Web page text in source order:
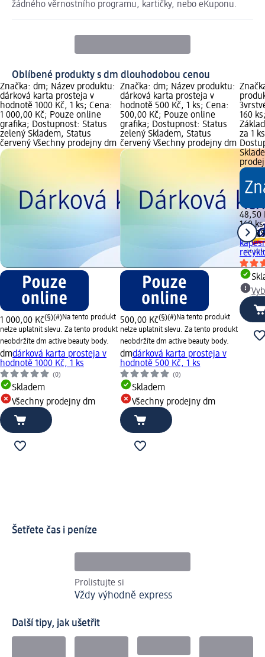
žádného věrnostního programu, kartičky, nebo eKuponu.
Oblíbené produkty s dm dlouhodobou cenou
Značka: dm; Název produktu:
dárková karta prosteja v
hodnotě 1000 Kč, 1 ks; Cena:
1 000,00 Kč; Pouze online
grafika; Dostupnost: Status
zelený Skladem, Status
červený Všechny prodejny dm
1 000,00 Kč(§)(#)Na tento produkt
nelze uplatnit slevu. Za tento produkt
neobdržíte dm active beauty body.
dmdárková karta prosteja v
hodnotě 1000 Kč, 1 ks
(0)
Skladem
Všechny prodejny dm
Značka: dm; Název produktu:
dárková karta prosteja v
hodnotě 500 Kč, 1 ks; Cena:
500,00 Kč; Pouze online
grafika; Dostupnost: Status
zelený Skladem, Status
červený Všechny prodejny dm
500,00 Kč(§)(#)Na tento produkt
nelze uplatnit slevu. Za tento produkt
neobdržíte dm active beauty body.
dmdárková karta prosteja v
hodnotě 500 Kč, 1 ks
(0)
Skladem
Všechny prodejny dm
160
za 1
48,50
160
Šetřete čas i peníze
Prolistujte si
Vždy výhodně express
Další tipy, jak ušetřit